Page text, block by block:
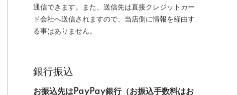
通信できます。また、送信先は直接クレジットカー
ド会社へ送信されますので、当店側に情報を経由す
る事はありません。
銀行振込
お振込先はPayPay銀行（お振込手数料はお